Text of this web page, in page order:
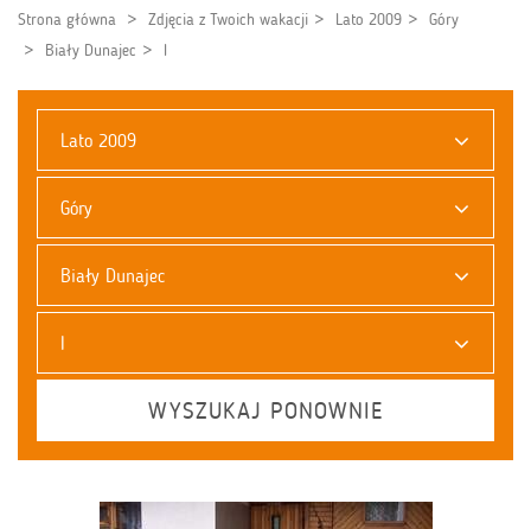
Strona główna Zdjęcia z Twoich wakacji Lato 2009
Góry
Biały Dunajec
I
Lato 2009
Góry
Biały Dunajec
I
WYSZUKAJ PONOWNIE